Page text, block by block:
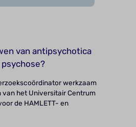
van antipsychotica
werkzaam
van het Universitair Centrum
de HAMLETT- en